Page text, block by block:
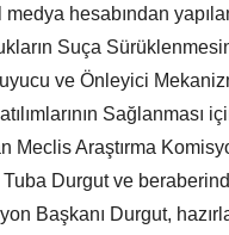
hesabından
Suça
ve Önleyici
Sağlanması
Meclis Araştırma
Tuba Durgut ve
Başkanı Durgut,